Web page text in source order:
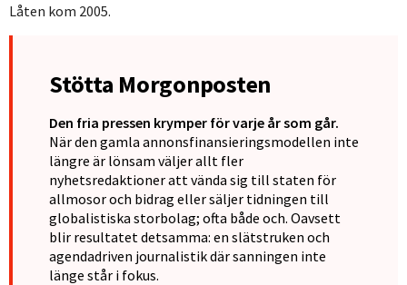
Låten kom 2005.
Stötta Morgonposten
Den fria pressen krymper för varje år som går.
När den gamla annonsfinansieringsmodellen inte
längre är lönsam väljer allt fler
nyhetsredaktioner att vända sig till staten för
allmosor och bidrag eller säljer tidningen till
globalistiska storbolag; ofta både och. Oavsett
blir resultatet detsamma: en slätstruken och
agendadriven journalistik där sanningen inte
länge står i fokus.